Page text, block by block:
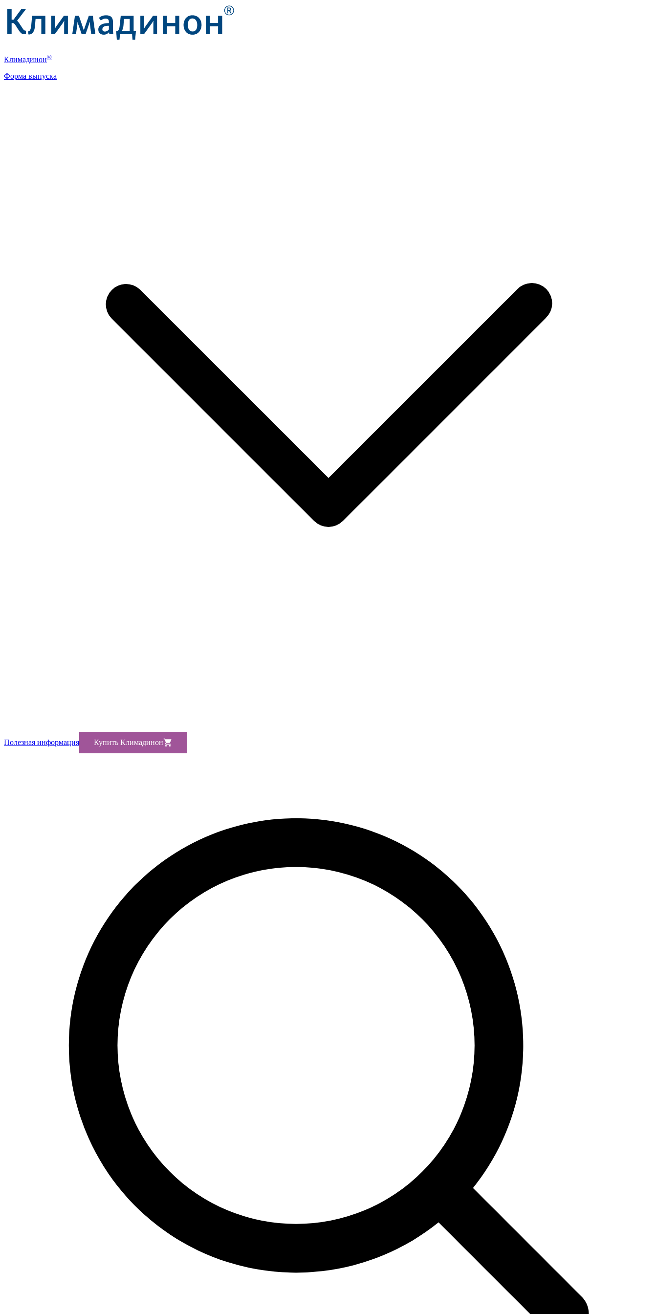
Климадинон®
Форма выпуска
Полезная информация Купить Климадинон